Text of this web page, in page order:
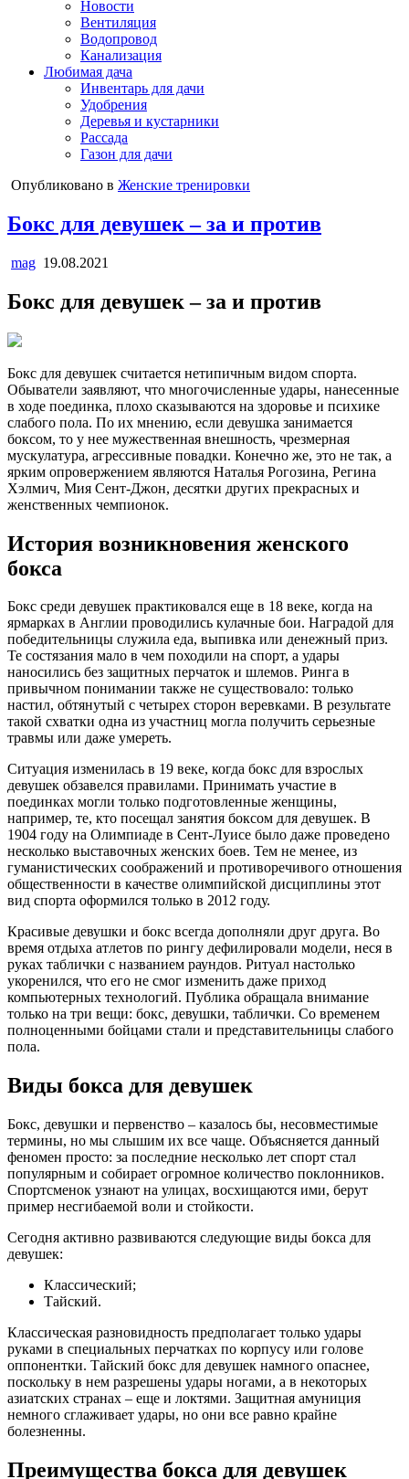
Новости
Вентиляция
Водопровод
Канализация
Любимая дача
Инвентарь для дачи
Удобрения
Деревья и кустарники
Рассада
Газон для дачи
Опубликовано в Женские тренировки
Бокс для девушек – за и против
mag 19.08.2021
Бокс для девушек – за и против
Бокс для девушек считается нетипичным видом спорта.
Обыватели заявляют, что многочисленные удары, нанесенные
в ходе поединка, плохо сказываются на здоровье и психике
слабого пола. По их мнению, если девушка занимается
боксом, то у нее мужественная внешность, чрезмерная
мускулатура, агрессивные повадки. Конечно же, это не так, а
ярким опровержением являются Наталья Рогозина, Регина
Хэлмич, Мия Сент-Джон, десятки других прекрасных и
женственных чемпионок.
История возникновения женского
бокса
Бокс среди девушек практиковался еще в 18 веке, когда на
ярмарках в Англии проводились кулачные бои. Наградой для
победительницы служила еда, выпивка или денежный приз.
Те состязания мало в чем походили на спорт, а удары
наносились без защитных перчаток и шлемов. Ринга в
привычном понимании также не существовало: только
настил, обтянутый с четырех сторон веревками. В результате
такой схватки одна из участниц могла получить серьезные
травмы или даже умереть.
Ситуация изменилась в 19 веке, когда бокс для взрослых
девушек обзавелся правилами. Принимать участие в
поединках могли только подготовленные женщины,
например, те, кто посещал занятия боксом для девушек. В
1904 году на Олимпиаде в Сент-Луисе было даже проведено
несколько выставочных женских боев. Тем не менее, из
гуманистических соображений и противоречивого отношения
общественности в качестве олимпийской дисциплины этот
вид спорта оформился только в 2012 году.
Красивые девушки и бокс всегда дополняли друг друга. Во
время отдыха атлетов по рингу дефилировали модели, неся в
руках таблички с названием раундов. Ритуал настолько
укоренился, что его не смог изменить даже приход
компьютерных технологий. Публика обращала внимание
только на три вещи: бокс, девушки, таблички. Со временем
полноценными бойцами стали и представительницы слабого
пола.
Виды бокса для девушек
Бокс, девушки и первенство – казалось бы, несовместимые
термины, но мы слышим их все чаще. Объясняется данный
феномен просто: за последние несколько лет спорт стал
популярным и собирает огромное количество поклонников.
Спортсменок узнают на улицах, восхищаются ими, берут
пример несгибаемой воли и стойкости.
Сегодня активно развиваются следующие виды бокса для
девушек:
Классический;
Тайский.
Классическая разновидность предполагает только удары
руками в специальных перчатках по корпусу или голове
оппонентки. Тайский бокс для девушек намного опаснее,
поскольку в нем разрешены удары ногами, а в некоторых
азиатских странах – еще и локтями. Защитная амуниция
немного сглаживает удары, но они все равно крайне
болезненны.
Преимущества бокса для девушек